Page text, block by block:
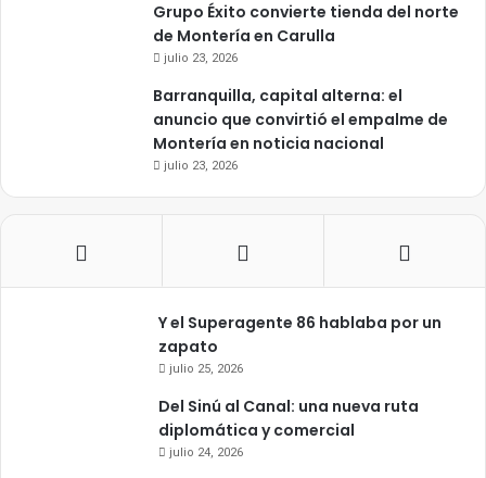
Grupo Éxito convierte tienda del norte
de Montería en Carulla
julio 23, 2026
Barranquilla, capital alterna: el
anuncio que convirtió el empalme de
Montería en noticia nacional
julio 23, 2026
Y el Superagente 86 hablaba por un
zapato
julio 25, 2026
Del Sinú al Canal: una nueva ruta
diplomática y comercial
julio 24, 2026